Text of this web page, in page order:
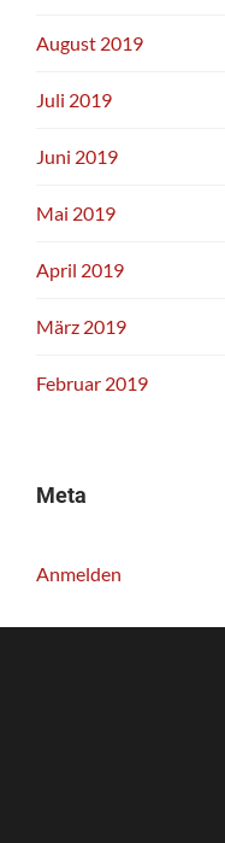
August 2019
Juli 2019
Juni 2019
Mai 2019
April 2019
März 2019
Februar 2019
Meta
Anmelden